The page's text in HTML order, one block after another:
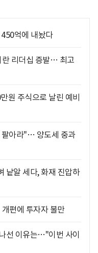
억에 내놨다
란 리더십 증발… 최고
원 주식으로 날린 예비
팔아라"… 양도세 중과
낱알 세다, 화재 진압하
편에 투자자 불만
선 이유는…"이번 사이